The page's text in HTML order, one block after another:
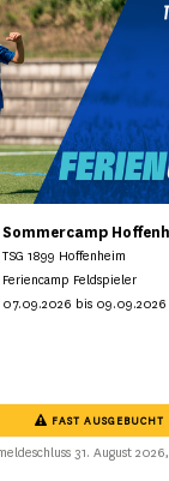
Sommercamp
TSG 1899 Hoffenheim
Feriencamp Feldspieler
07.09.2026 bis 09.09.2026
FAST AUSGEBUCHT
31. August